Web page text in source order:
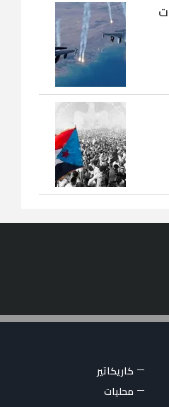
كاريكاتير
محليات